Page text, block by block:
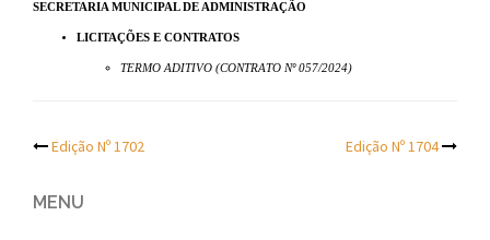
SECRETARIA MUNICIPAL DE ADMINISTRAÇÃO
LICITAÇÕES E CONTRATOS
TERMO ADITIVO (CONTRATO Nº 057/2024)
Post
navigation
Edição Nº 1702 Edição Nº 1704
MENU